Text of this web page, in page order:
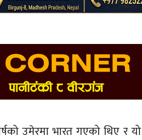
उमेरमा भारत गएको थिए र